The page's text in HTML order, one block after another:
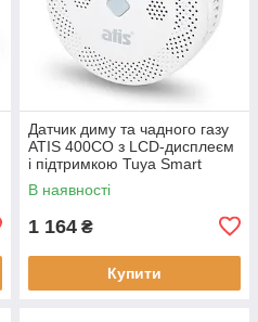
Датчик диму та чадного газу
ATIS 400CO з LCD-дисплеєм
і підтримкою Tuya Smart
В наявності
1 164 ₴
Купити